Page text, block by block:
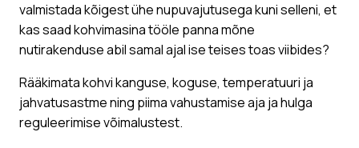
valmistada kõigest ühe nupuvajutusega kuni selleni, et
kas saad kohvimasina tööle panna mõne
nutirakenduse abil samal ajal ise teises toas viibides?
Rääkimata kohvi kanguse, koguse, temperatuuri ja
jahvatusastme ning piima vahustamise aja ja hulga
reguleerimise võimalustest.